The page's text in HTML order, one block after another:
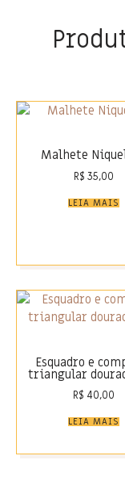
Malhete
R$ 35,00
LEIA MAIS
Esquadro e
triangular
R$ 40,00
LEIA MAIS